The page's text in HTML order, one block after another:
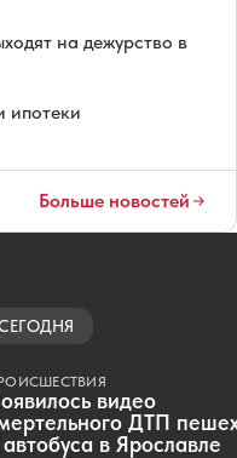
на дежурство в
ипотеки
Больше новостей
видео
ДТП
в Ярославле